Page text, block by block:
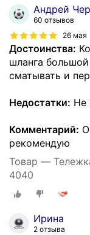
Андрей
60 отзывов
26 мая
Достоинства:
шланга
сматывать и
Недостатки: Не
Комментарий:
рекомендую
Товар —
4040
Ирина
2 отзыва